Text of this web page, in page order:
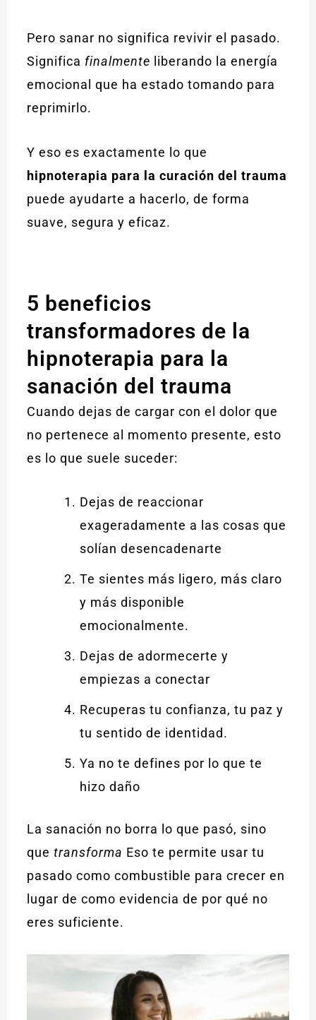
Pero sanar no significa revivir el pasado.
Significa finalmente liberando la energía
emocional que ha estado tomando para
reprimirlo.
Y eso es exactamente lo que
hipnoterapia para la curación del trauma
puede ayudarte a hacerlo, de forma
suave, segura y eficaz.
5 beneficios
transformadores de la
hipnoterapia para la
sanación del trauma
Cuando dejas de cargar con el dolor que
no pertenece al momento presente, esto
es lo que suele suceder:
Dejas de reaccionar
exageradamente a las cosas que
solían desencadenarte
Te sientes más ligero, más claro
y más disponible
emocionalmente.
Dejas de adormecerte y
empiezas a conectar
Recuperas tu confianza, tu paz y
tu sentido de identidad.
Ya no te defines por lo que te
hizo daño
La sanación no borra lo que pasó, sino
quetransforma Eso te permite usar tu
pasado como combustible para crecer en
lugar de como evidencia de por qué no
eres suficiente.